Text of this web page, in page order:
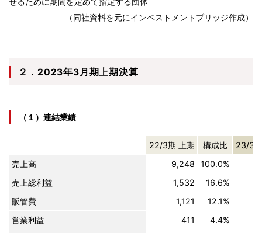
（同社資料を元にインベストメントブリッジ作成）
２．2023年3月期上期決算
（１）連結業績
22/3期 上期 構成比
23/3
売上高
9,248 100.0%
売上総利益
1,532 16.6%
販管費
1,121 12.1%
営業利益
411
4.4%